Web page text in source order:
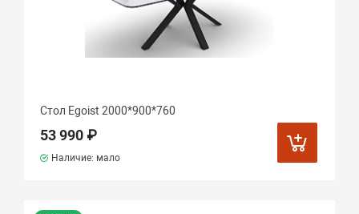
Стол Еgoist 2000*900*760
53 990 ₽
Наличие: мало